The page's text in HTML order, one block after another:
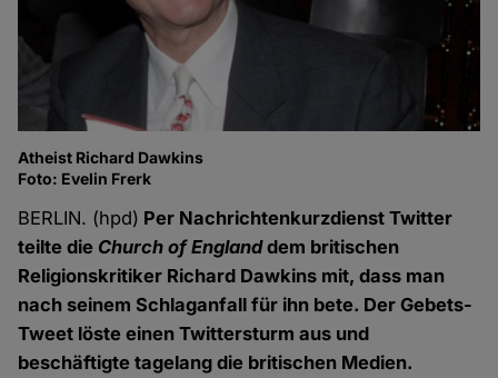
Atheist Richard Dawkins
Foto: Evelin Frerk
BERLIN. (hpd) Per Nachrichtenkurzdienst Twitter
teilte die Church of Englanddem britischen
Religionskritiker Richard Dawkins mit, dass man
nach seinem Schlaganfall für ihn bete. Der Gebets-
Tweet löste einen Twittersturm aus und
beschäftigte tagelang die britischen Medien.